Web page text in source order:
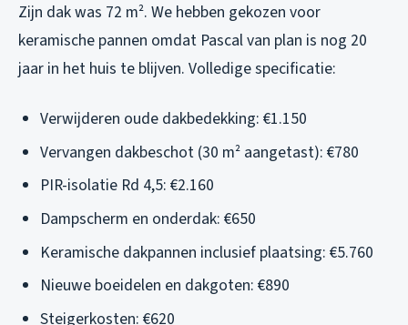
Zijn dak was 72 m². We hebben gekozen voor
keramische pannen omdat Pascal van plan is nog 20
jaar in het huis te blijven. Volledige specificatie:
Verwijderen oude dakbedekking: €1.150
Vervangen dakbeschot (30 m² aangetast): €780
PIR-isolatie Rd 4,5: €2.160
Dampscherm en onderdak: €650
Keramische dakpannen inclusief plaatsing: €5.760
Nieuwe boeidelen en dakgoten: €890
Steigerkosten: €620